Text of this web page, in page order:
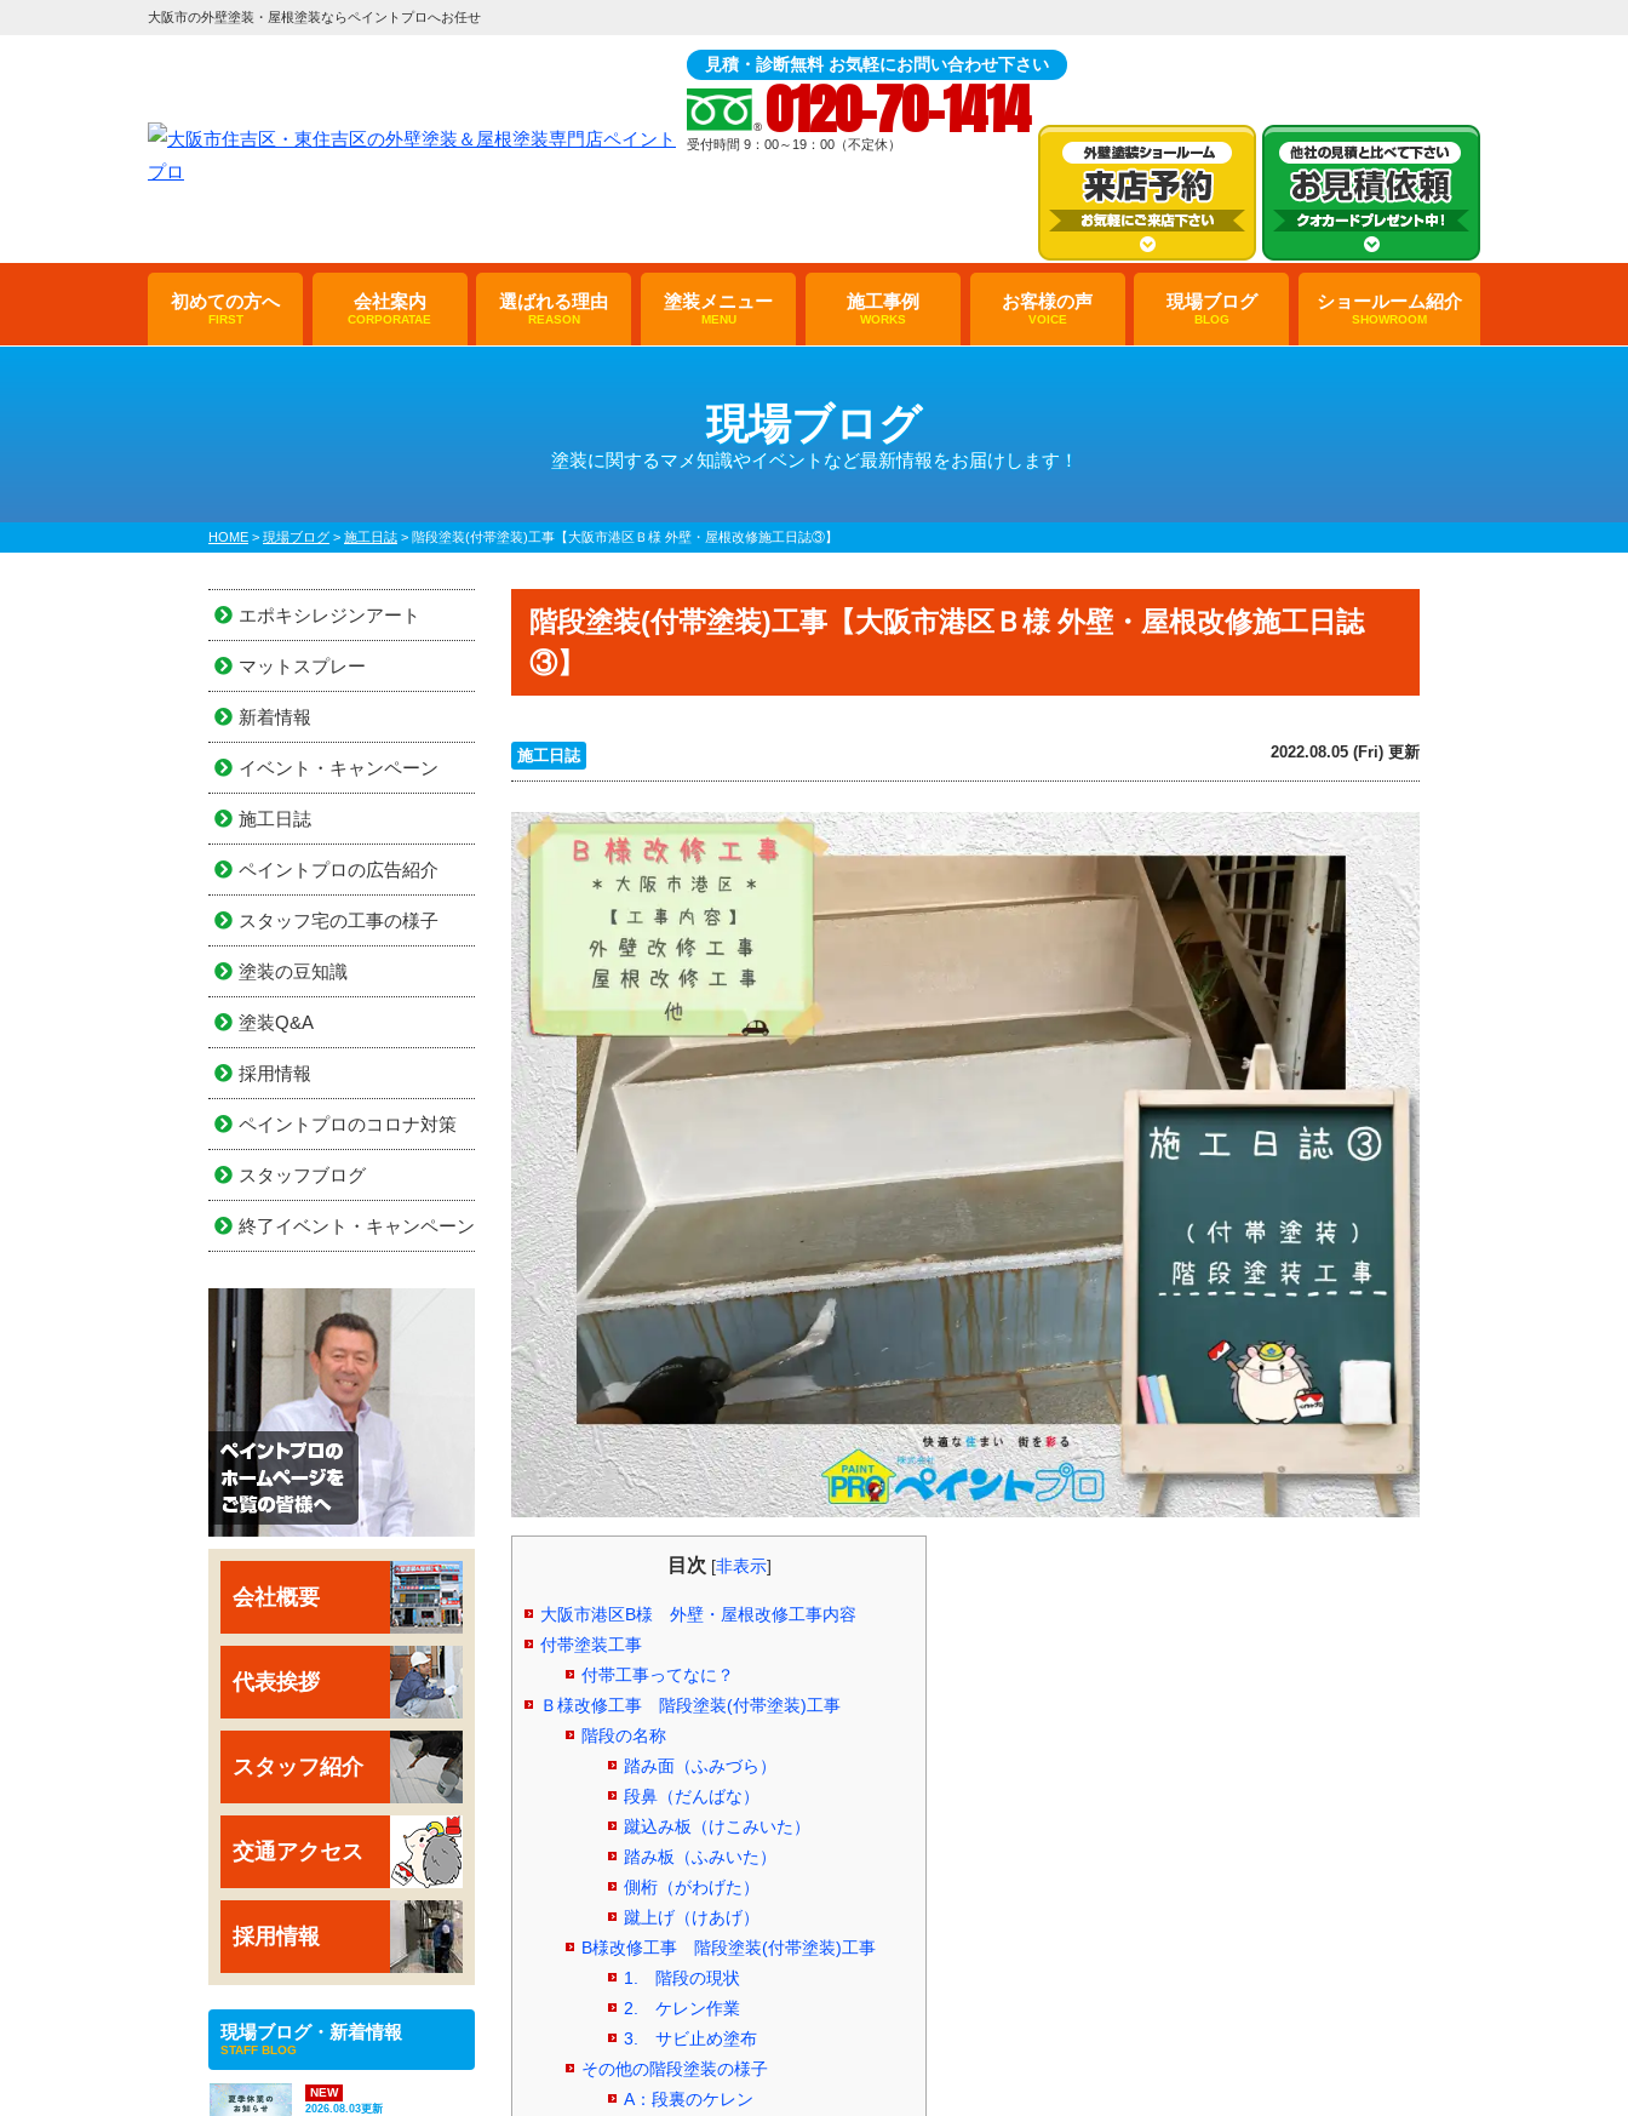
大阪市の外壁塗装・屋根塗装ならペイントプロへお任せ
見積・診断無料 お気軽にお問い合わせ下さい
0120-70-1414
受付時間 9：00～19：00（不定休）
初めての方へ
FIRST
会社案内
CORPORATAE
選ばれる理由
REASON
塗装メニュー
MENU
施工事例
WORKS
お客様の声
VOICE
現場ブログ
BLOG
ショールーム紹介
SHOWROOM
現場ブログ
塗装に関するマメ知識やイベントなど最新情報をお届けします！
HOME > 現場ブログ > 施工日誌 > 階段塗装(付帯塗装)工事【大阪市港区Ｂ様 外壁・屋根改修施工日誌③】
階段塗装(付帯塗装)工事【大阪市港区Ｂ様 外壁・屋根改修施工日誌
③】
施工日誌 2022.08.05 (Fri) 更新
目次 [非表示]
大阪市港区B様 外壁・屋根改修工事内容
付帯塗装工事
付帯工事ってなに？
Ｂ様改修工事 階段塗装(付帯塗装)工事
階段の名称
踏み面（ふみづら）
段鼻（だんばな）
蹴込み板（けこみいた）
踏み板（ふみいた）
側桁（がわげた）
蹴上げ（けあげ）
B様改修工事 階段塗装(付帯塗装)工事
1. 階段の現状
2. ケレン作業
3. サビ止め塗布
その他の階段塗装の様子
A：段裏のケレン
エポキシレジンアート
マットスプレー
新着情報
イベント・キャンペーン
施工日誌
ペイントプロの広告紹介
スタッフ宅の工事の様子
塗装の豆知識
塗装Q&A
採用情報
ペイントプロのコロナ対策
スタッフブログ
終了イベント・キャンペーン
会社概要
代表挨拶
スタッフ紹介
交通アクセス
採用情報
現場ブログ・新着情報
STAFF BLOG
NEW
2026.08.03更新